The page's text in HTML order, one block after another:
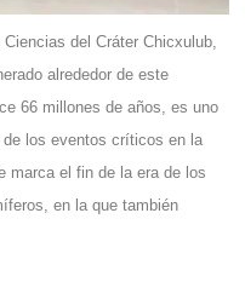
del Cráter Chicxulub,
alrededor de este
66 millones de años, es uno
los eventos críticos en la
marca el fin de la era de los
en la que también